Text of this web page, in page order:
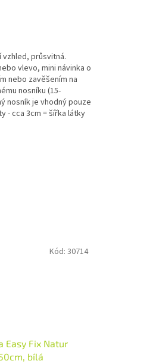
průsvitná.
vlevo, mini návinka o
nebo zavěšením na
nosníku (15-
nosník je vhodný pouze
- cca 3cm = šířka látky
Easy Fix Natur
bílá
Kód: 30714